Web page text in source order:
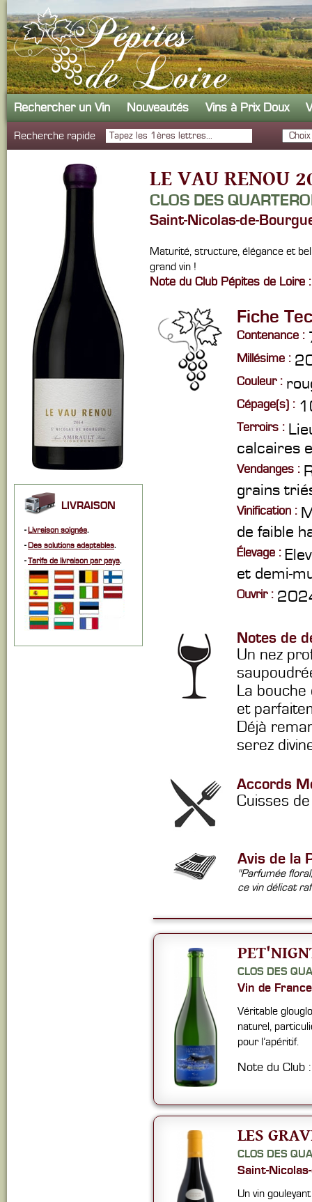
Rechercher un Vin Nouveautés Vins à Prix Doux
Recherche rapide
LIVRAISON
-Livraison soignée.
-Des solutions adaptables.
-Tarifs de livraison par pays.
LE VAU RENOU
CLOS DES
Saint-Nicolas-de-
Maturité, structure, élégance et
grand vin !
Note du Club Pépites de Loire :
Fiche
Contenance :
Millésime :
Couleur :
Cépage(s) :
Terroirs :
calcaires
Vendanges :
grains
Vinification :
de faible
Élevage :
et demi-
Ouvrir :
Notes de
Un nez
La bouche
et
Déjà
serez
Accords
Cuisses
Avis de la
"Parfumée
ce vin délicat
CLOS DES
Vin de France
Véritable
naturel,
pour l’apéritif.
Note du Club
LES
CLOS DES
Saint-
Un vin